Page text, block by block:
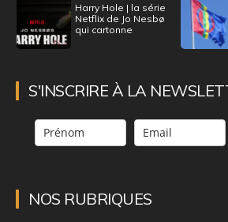
Harry Hole | la série
Netflix de Jo Nesbø
qui cartonne
S'INSCRIRE À LA
NOS RUBRIQUES